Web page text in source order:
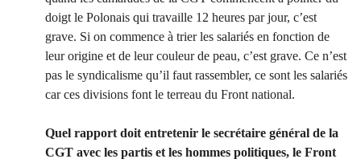
doigt le Polonais qui travaille 12 heures par jour, c’est
grave. Si on commence à trier les salariés en fonction de
leur origine et de leur couleur de peau, c’est grave. Ce n’est
pas le syndicalisme qu’il faut rassembler, ce sont les salariés
car ces divisions font le terreau du Front national.
Quel rapport doit entretenir le secrétaire général de la
CGT avec les partis et les hommes politiques, le Front